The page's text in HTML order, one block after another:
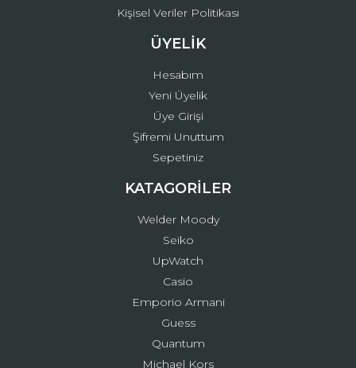
Kişisel Veriler Politikası
ÜYELİK
Hesabım
Yeni Üyelik
Üye Girişi
Şifremi Unuttum
Sepetiniz
KATAGORİLER
Welder Moody
Seiko
UpWatch
Casio
Emporio Armani
Guess
Quantum
Michael Kors